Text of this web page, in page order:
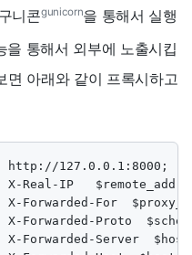
니콘gunicorn을 통해서 실행
을 통해서 외부에 노출시킵
면 아래와 같이 프록시하고
127.0.0.1:8000;
Real-IP   $remote_addr;
For
Proto
Forwarded-Server